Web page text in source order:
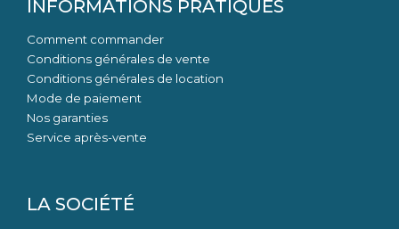
INFORMATIONS PRATIQUES
Comment commander
Conditions générales de vente
Conditions générales de location
Mode de paiement
Nos garanties
Service après-vente
LA SOCIÉTÉ